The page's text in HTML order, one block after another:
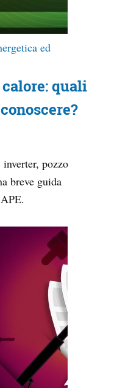
ed
quali
pozzo
breve guida